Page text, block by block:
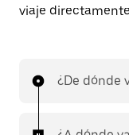
viaje
¿De dónde